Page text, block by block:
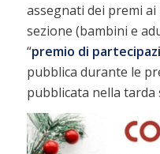
assegnati dei premi
sezione (bambini e
“premio di
pubblica durante le
pubblicata nella tarda